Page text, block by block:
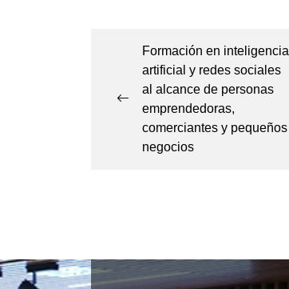
entradas
Formación en inteligencia
artificial y redes sociales
al alcance de personas
emprendedoras,
comerciantes y pequeños
negocios